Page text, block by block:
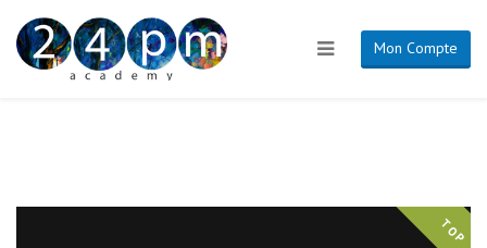
Mon Compte
TOP